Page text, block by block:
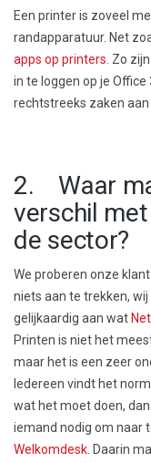
Een printer is zoveel
randapparatuur. Net
apps op printers . Zo
in te loggen op je
rechtstreeks zaken
2. Waar
verschil
de sector?
We proberen onze
niets aan te trekken,
gelijkaardig aan wat
Printen is niet het
maar het is een zeer
Iedereen vindt het
wat het moet doen,
iemand nodig om naar
Welkomdesk . Daarin